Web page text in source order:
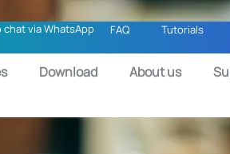
chat via WhatsApp FAQ Tutorials
Download About us